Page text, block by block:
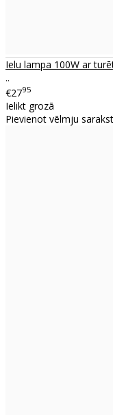
Ielu lampa 100W ar
..
€2795
Ielikt grozā
Pievienot vēlmju